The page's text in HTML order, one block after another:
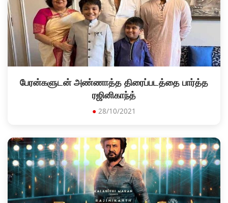
பேரன்களுடன் அண்ணாத்த திரைப்படத்தை பார்த்த
ரஜினிகாந்த்
● 28/10/2021